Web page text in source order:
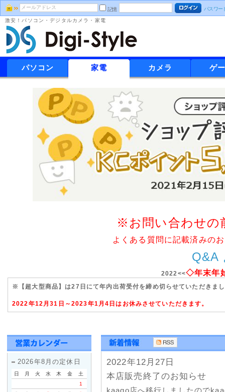
記憶 パスワー
激安！パソコン・デジタルカメラ・家電
パソコン 家電 カメラ ゲ
※お問い合わせの
よくある質問に記載済みの
Q&A
2022<<◇年末年
※【超大型商品】は27日にて年内出荷受付を締め切らせていただきま
2022年12月31日～2023年1月4日はお休みさせていただきます。
2026年8月の定休日
日 月 火 水 木 金
土
1
2022年12月27日
本店販売終了のお知らせ